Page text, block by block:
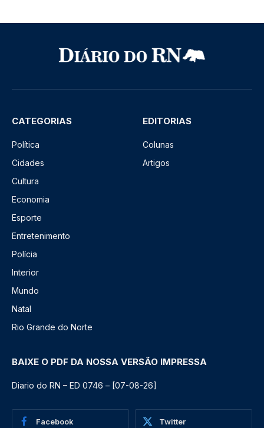
CATEGORIAS
Política
Cidades
Cultura
Economia
Esporte
Entretenimento
Polícia
Interior
Mundo
Natal
Rio Grande do Norte
EDITORIAS
Colunas
Artigos
BAIXE O PDF DA NOSSA VERSÃO IMPRESSA
Diario do RN – ED 0746 – [07-08-26]
Facebook Twitter